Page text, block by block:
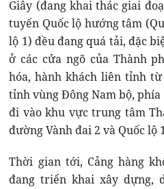
Giây (đang khai thác giai
tuyến Quốc lộ hướng tâm
lộ 1) đều đang quá tải, đặc
ở các cửa ngõ của Thành
hóa, hành khách liên tỉnh
tỉnh vùng Đông Nam bộ,
đi vào khu vực trung tâm
đường Vành đai 2 và Quốc lộ
Thời gian tới, Cảng hàng
đang triển khai xây dựng,